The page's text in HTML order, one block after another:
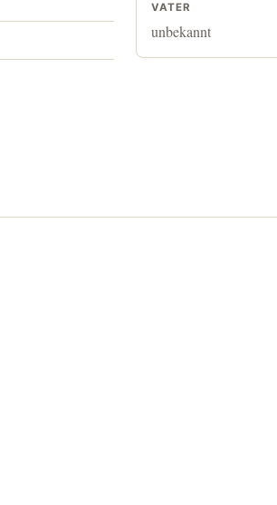
VATER
unbekannt